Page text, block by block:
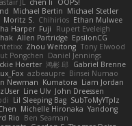
JL chen li
OOPS!
Michael Bertin Michael Stetler
Moritz S. Chihirios Ethan Mulwee
Harper Fuji
Rupert Eveleigh
Allen Partridge EpsilonCG
Zhou Weitong Tony Elwood
Pongchen Daniel Jennings
Hoerter 鸿彬 邱 Gabriel Brenne
azbeaupre Binsei Numao
Newman Kumatora Liam Jordan
Line Ulv John Dreessen
Lil Sleeping Bag SubToMyYTplz
Michelle Hironaka Yandong
Rio Ben Seaman